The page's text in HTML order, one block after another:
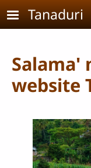
Skip to main
Tanaduri
Salama'
website